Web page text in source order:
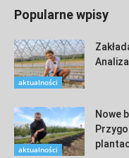
Popularne wpisy
aktualności
aktualności
Nowe